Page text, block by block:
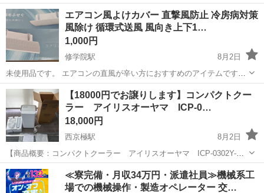
りますがボタンは押せます エアコン交換するまでは普通に使用してお
りました 引き取りに来ていただける方でお願いいたします
京都 京都市 桃山南口駅 季節、空調家電 National
エアコン風よけカバー 直撃風防止 冷房病対策
風除け 循環式送風 風向き上下1…
1,000円
修学院駅
8月2日
未使用品です。 エアコンの直風が辛い方におすすめのアイテムです。
注意：こちらはエアコン本体ではありません。「風よけカバー」で
効率よく...
京都 京都市 修学院駅 季節、空調家電
【18000円でお譲りします】コンパクトクー
ラー アイリスオーヤマ ICP-0…
18,000円
西京極駅
8月2日
【商品概要：コンパクトクーラー アイリスオーヤマ ICP-0302Y-
W 2026】 サイズ（約）：幅31.5×奥行27.1 cm×高さ51.8 cm 重量：
約12 kg 【状態ランク：あくまで出品者の主観となりま...
京都 京都市 西京極駅 季節、空調家電
≪寮完備・月収34万円・派遣社員≫機械系工
場での機械操作・製造オペレーター 交…